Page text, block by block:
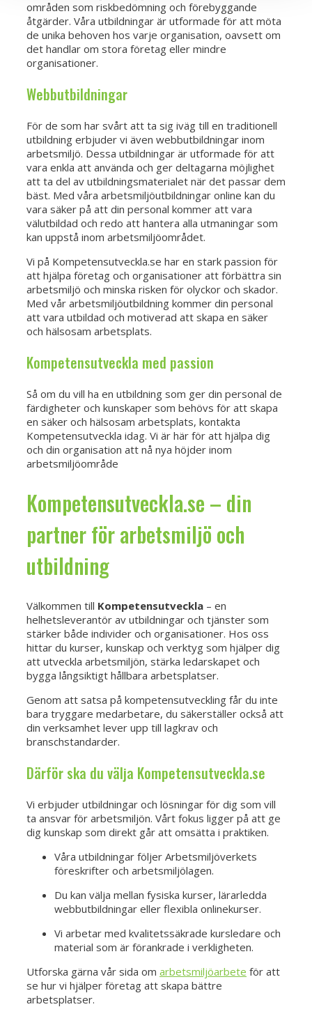
områden som riskbedömning och förebyggande
åtgärder. Våra utbildningar är utformade för att möta
de unika behoven hos varje organisation, oavsett om
det handlar om stora företag eller mindre
organisationer.
Webbutbildningar
För de som har svårt att ta sig iväg till en traditionell
utbildning erbjuder vi även webbutbildningar inom
arbetsmiljö. Dessa utbildningar är utformade för att
vara enkla att använda och ger deltagarna möjlighet
att ta del av utbildningsmaterialet när det passar dem
bäst. Med våra arbetsmiljöutbildningar online kan du
vara säker på att din personal kommer att vara
välutbildad och redo att hantera alla utmaningar som
kan uppstå inom arbetsmiljöområdet.
Vi på Kompetensutveckla.se har en stark passion för
att hjälpa företag och organisationer att förbättra sin
arbetsmiljö och minska risken för olyckor och skador.
Med vår arbetsmiljöutbildning kommer din personal
att vara utbildad och motiverad att skapa en säker
och hälsosam arbetsplats.
Kompetensutveckla med passion
Så om du vill ha en utbildning som ger din personal de
färdigheter och kunskaper som behövs för att skapa
en säker och hälsosam arbetsplats, kontakta
Kompetensutveckla idag. Vi är här för att hjälpa dig
och din organisation att nå nya höjder inom
arbetsmiljöområde
Kompetensutveckla.se – din
partner för arbetsmiljö och
utbildning
Välkommen till Kompetensutveckla – en
helhetsleverantör av utbildningar och tjänster som
stärker både individer och organisationer. Hos oss
hittar du kurser, kunskap och verktyg som hjälper dig
att utveckla arbetsmiljön, stärka ledarskapet och
bygga långsiktigt hållbara arbetsplatser.
Genom att satsa på kompetensutveckling får du inte
bara tryggare medarbetare, du säkerställer också att
din verksamhet lever upp till lagkrav och
branschstandarder.
Därför ska du välja Kompetensutveckla.se
Vi erbjuder utbildningar och lösningar för dig som vill
ta ansvar för arbetsmiljön. Vårt fokus ligger på att ge
dig kunskap som direkt går att omsätta i praktiken.
Våra utbildningar följer Arbetsmiljöverkets
föreskrifter och arbetsmiljölagen.
Du kan välja mellan fysiska kurser, lärarledda
webbutbildningar eller flexibla onlinekurser.
Vi arbetar med kvalitetssäkrade kursledare och
material som är förankrade i verkligheten.
Utforska gärna vår sida om arbetsmiljöarbete för att
se hur vi hjälper företag att skapa bättre
arbetsplatser.